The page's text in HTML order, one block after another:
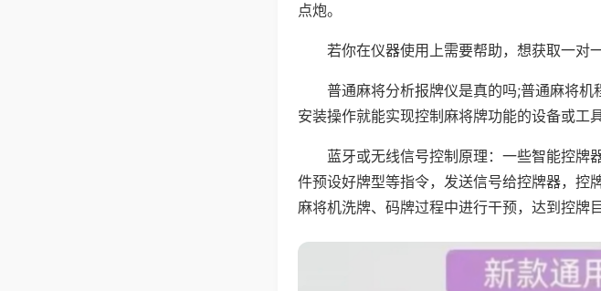
点炮。
若你在仪器使用上需要帮助，想获取一对
普通麻将分析报牌仪是真的吗;普通麻将
安装操作就能实现控制麻将牌功能的设备或工具
蓝牙或无线信号控制原理：一些智能控牌
件预设好牌型等指令，发送信号给控牌器，控
麻将机洗牌、码牌过程中进行干预，达到控牌目